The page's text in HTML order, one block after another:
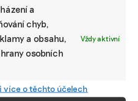
a
chyb,
a obsahu,
osobních
Vždy aktivní
více o těchto účelech
agentuře ČTK a pokračovala
Premium. Jenže pak
Ráda chodí po kopcích,
by kočku.